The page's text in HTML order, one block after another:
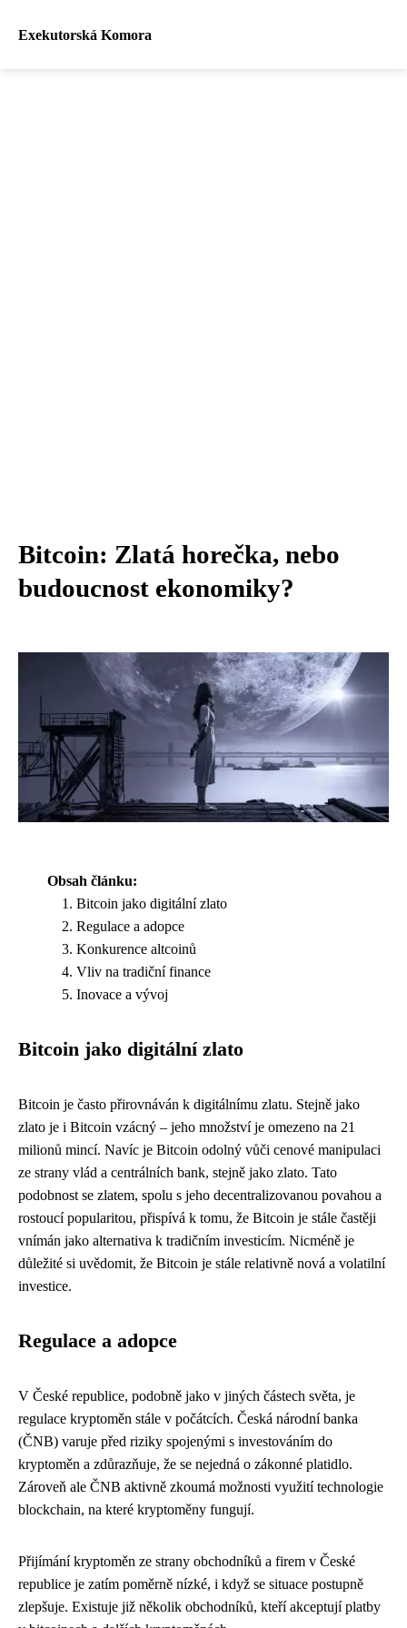
Exekutorská Komora
Bitcoin: Zlatá horečka, nebo
budoucnost ekonomiky?
Obsah článku:
Bitcoin jako digitální zlato
Regulace a adopce
Konkurence altcoinů
Vliv na tradiční finance
Inovace a vývoj
Bitcoin jako digitální zlato
Bitcoin je často přirovnáván k digitálnímu zlatu. Stejně jako
zlato je i Bitcoin vzácný – jeho množství je omezeno na 21
milionů mincí. Navíc je Bitcoin odolný vůči cenové manipulaci
ze strany vlád a centrálních bank, stejně jako zlato. Tato
podobnost se zlatem, spolu s jeho decentralizovanou povahou a
rostoucí popularitou, přispívá k tomu, že Bitcoin je stále častěji
vnímán jako alternativa k tradičním investicím. Nicméně je
důležité si uvědomit, že Bitcoin je stále relativně nová a volatilní
investice.
Regulace a adopce
V České republice, podobně jako v jiných částech světa, je
regulace kryptoměn stále v počátcích. Česká národní banka
(ČNB) varuje před riziky spojenými s investováním do
kryptoměn a zdůrazňuje, že se nejedná o zákonné platidlo.
Zároveň ale ČNB aktivně zkoumá možnosti využití technologie
blockchain, na které kryptoměny fungují.
Přijímání kryptoměn ze strany obchodníků a firem v České
republice je zatím poměrně nízké, i když se situace postupně
zlepšuje. Existuje již několik obchodníků, kteří akceptují platby